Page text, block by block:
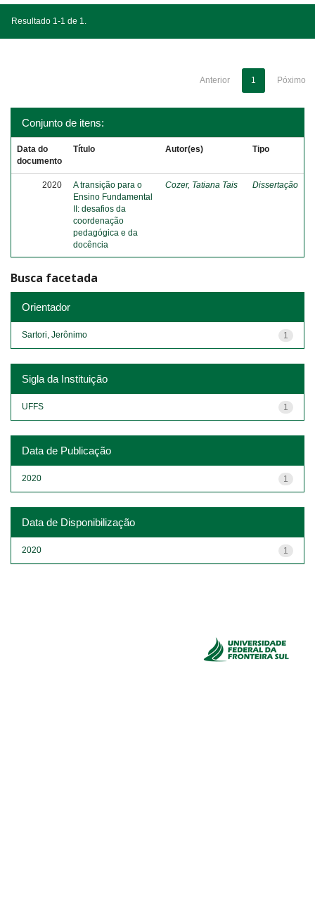
Resultado 1-1 de 1.
Anterior 1 Póximo
Conjunto de itens:
Data do
documento
Título Autor(es) Tipo
2020
A transição para o
Ensino Fundamental
II: desafios da
coordenação
pedagógica e da
docência
Cozer, Tatiana Tais Dissertação
Busca facetada
Orientador
1
Sartori, Jerônimo
Sigla da Instituição
1
UFFS
Data de Publicação
1
2020
Data de Disponibilização
1
2020